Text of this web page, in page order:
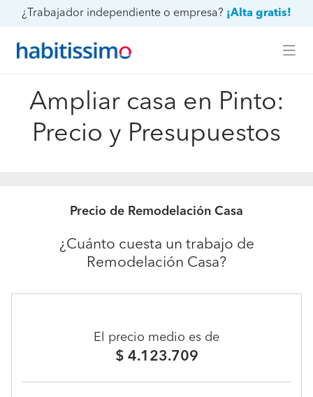
¿Trabajador independiente o empresa? ¡Alta gratis!
Ampliar casa en Pinto:
Precio y Presupuestos
Precio de Remodelación Casa
¿Cuánto cuesta un trabajo de
Remodelación Casa?
El precio medio es de
$ 4.123.709